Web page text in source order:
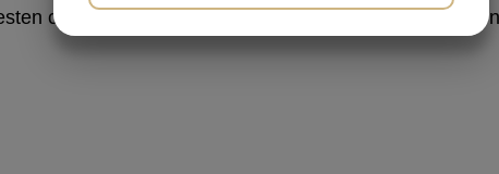
chokoladebrune kerneved. Stammen kan være